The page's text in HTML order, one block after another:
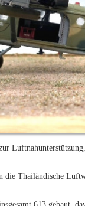
die Thailändische